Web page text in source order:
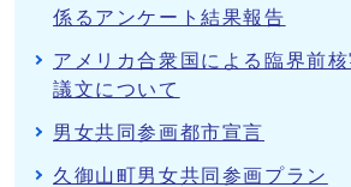
係るアンケート結果報告
アメリカ合衆国による臨界前
議文について
男女共同参画都市宣言
久御山町男女共同参画プラン